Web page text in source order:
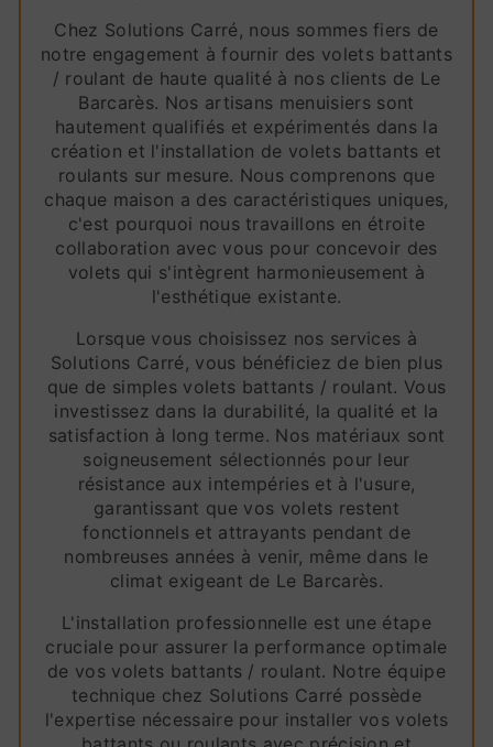
Chez Solutions Carré, nous sommes fiers de
notre engagement à fournir des volets battants
/ roulant de haute qualité à nos clients de Le
Barcarès. Nos artisans menuisiers sont
hautement qualifiés et expérimentés dans la
création et l'installation de volets battants et
roulants sur mesure. Nous comprenons que
chaque maison a des caractéristiques uniques,
c'est pourquoi nous travaillons en étroite
collaboration avec vous pour concevoir des
volets qui s'intègrent harmonieusement à
l'esthétique existante.
Lorsque vous choisissez nos services à
Solutions Carré, vous bénéficiez de bien plus
que de simples volets battants / roulant. Vous
investissez dans la durabilité, la qualité et la
satisfaction à long terme. Nos matériaux sont
soigneusement sélectionnés pour leur
résistance aux intempéries et à l'usure,
garantissant que vos volets restent
fonctionnels et attrayants pendant de
nombreuses années à venir, même dans le
climat exigeant de Le Barcarès.
L'installation professionnelle est une étape
cruciale pour assurer la performance optimale
de vos volets battants / roulant. Notre équipe
technique chez Solutions Carré possède
l'expertise nécessaire pour installer vos volets